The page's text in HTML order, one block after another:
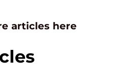
articles here